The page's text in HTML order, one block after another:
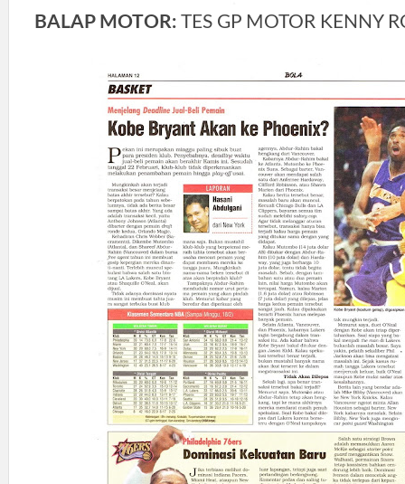
BALAP MOTOR: TES GP MOTOR KENNY